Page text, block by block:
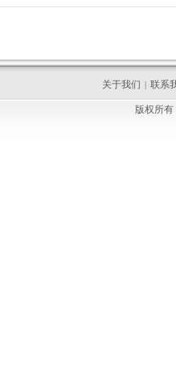
关于我们 | 联系
版权所